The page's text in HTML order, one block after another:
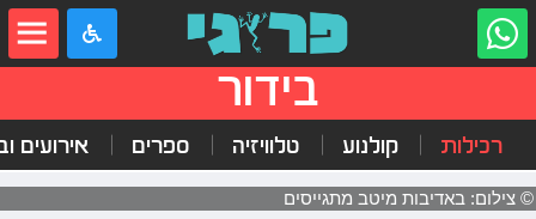
בידור
רכילות קולנוע טלוויזיה ספרים אירועים
© צילום: באדיבות מיטב מתגייסים